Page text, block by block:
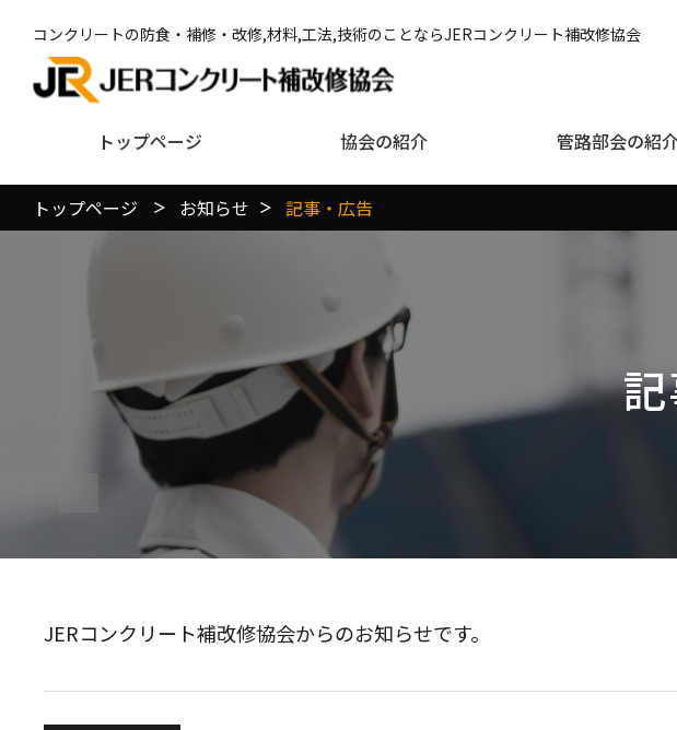
コンクリートの防食・補修・改修,材料,工法,技術のことならJERコンクリート補改修協会
トップページ 協会の紹介 管路部会の紹
トップページ お知らせ 記事・広告
JERコンクリート補改修協会からのお知らせです。